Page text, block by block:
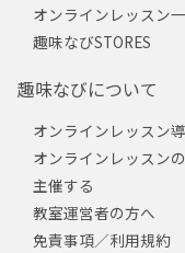
オンラインレッスン
趣味なびSTORES
趣味なびについて
オンラインレッスン
オンラインレッスン
主催する
教室運営者の方へ
免責事項／利用規約